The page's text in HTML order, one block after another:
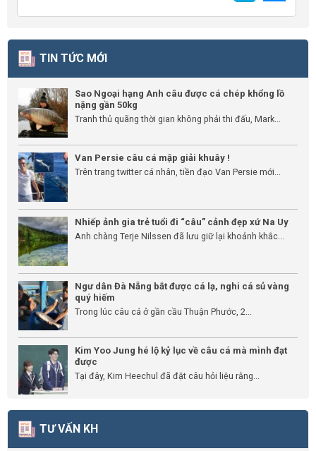
TIN TỨC MỚI
Sao Ngoại hạng Anh câu được cá chép khổng lồ
nặng gần 50kg
Tranh thủ quãng thời gian không phải thi đấu, Mark...
Van Persie câu cá mập giải khuây !
Trên trang twitter cá nhân, tiền đạo Van Persie mới...
Nhiếp ảnh gia trẻ tuổi đi “câu” cảnh đẹp xứ Na Uy
Anh chàng Terje Nilssen đã lưu giữ lại khoảnh khắc...
Ngư dân Đà Nẵng bắt được cá lạ, nghi cá sủ vàng
quý hiếm
Trong lúc câu cá ở gần cầu Thuận Phước, 2...
Kim Yoo Jung hé lộ kỷ lục về câu cá mà mình đạt
được
Tại đây, Kim Heechul đã đặt câu hỏi liệu rằng...
TƯ VẤN KH